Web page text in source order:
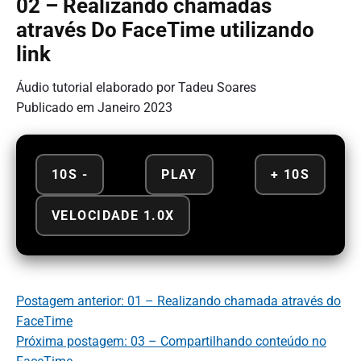
02 – Realizando chamadas
através Do FaceTime utilizando
link
Áudio tutorial elaborado por Tadeu Soares
Publicado em Janeiro 2023
10S - PLAY + 10S
VELOCIDADE 1.0X
Postagem anterior: 01 – Realizando chamada através do
FaceTime
Próxima postagem: 03 – Compartilhando conteúdo no